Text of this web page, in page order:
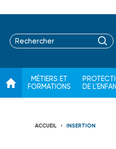
MÉTIERS ET
FORMATIONS
DE
ACCUEIL INSERTION